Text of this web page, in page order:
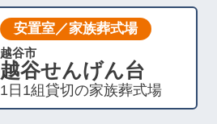
安置室／家族葬式場
越谷市
越谷せんげん台
1日1組貸切の家族葬式場